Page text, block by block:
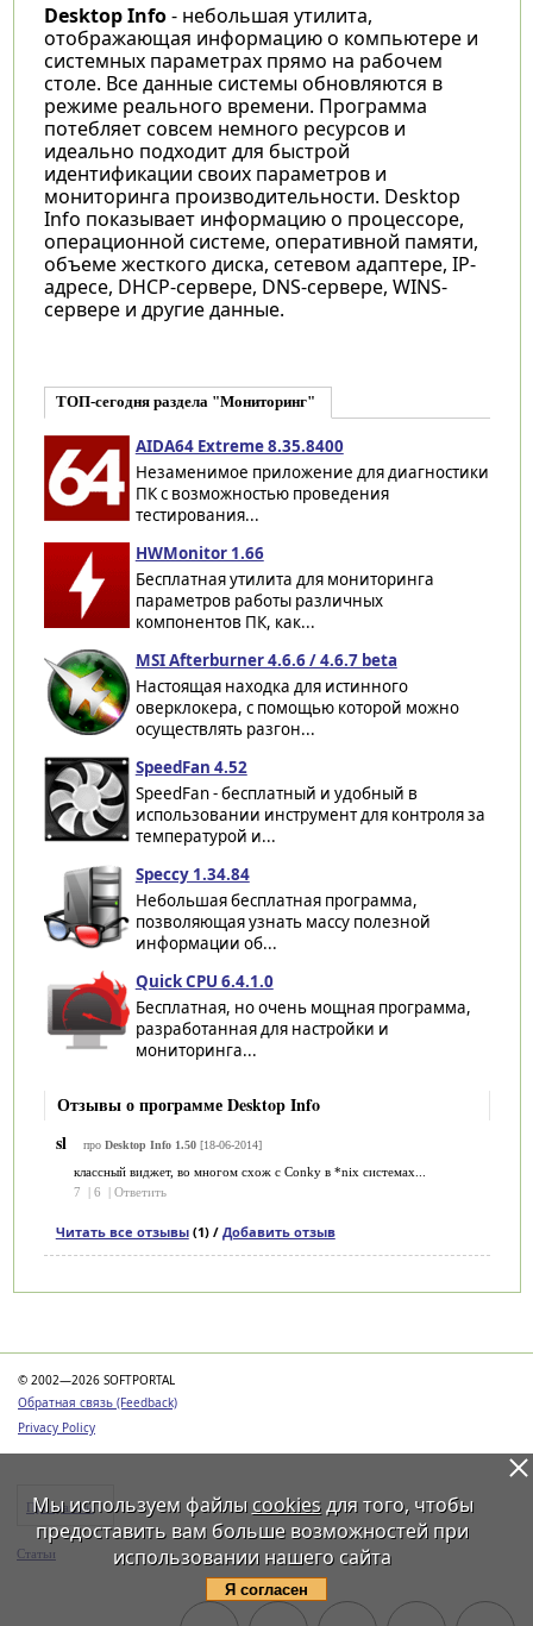
Desktop Info- небольшая утилита,
отображающая информацию о компьютере и
системных параметрах прямо на рабочем
столе. Все данные системы обновляются в
режиме реального времени. Программа
потебляет совсем немного ресурсов и
идеально подходит для быстрой
идентификации своих параметров и
мониторинга производительности. Desktop
Info показывает информацию о процессоре,
операционной системе, оперативной памяти,
объеме жесткого диска, сетевом адаптере, IP-
адресе, DHCP-сервере, DNS-сервере, WINS-
сервере и другие данные.
ТОП-сегодня раздела "Мониторинг"
AIDA64 Extreme 8.35.8400
Незаменимое приложение для диагностики
ПК с возможностью проведения
тестирования...
HWMonitor 1.66
Бесплатная утилита для мониторинга
параметров работы различных
компонентов ПК, как...
MSI Afterburner 4.6.6 / 4.6.7 beta
Настоящая находка для истинного
оверклокера, с помощью которой можно
осуществлять разгон...
SpeedFan 4.52
SpeedFan - бесплатный и удобный в
использовании инструмент для контроля за
температурой и...
Speccy 1.34.84
Небольшая бесплатная программа,
позволяющая узнать массу полезной
информации об...
Quick CPU 6.4.1.0
Бесплатная, но очень мощная программа,
разработанная для настройки и
мониторинга...
Отзывы о программе Desktop Info
sl
про Desktop Info 1.50[18-06-2014]
классный виджет, во многом схож с Conky в *nix системах...
7
6 Ответить
Читать все отзывы(1) / Добавить отзыв
© 2002—2026 SOFTPORTAL
Обратная связь (Feedback)
Privacy Policy
Программы
Статьи
Мы используем файлы cookiesдля того, чтобы
предоставить вам больше возможностей при
использовании нашего сайта